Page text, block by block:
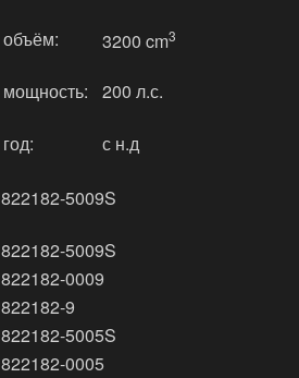
объём: 3200 cm3
мощность: 200 л.с.
год: с н.д
822182-5009S
822182-5009S
822182-0009
822182-9
822182-5005S
822182-0005